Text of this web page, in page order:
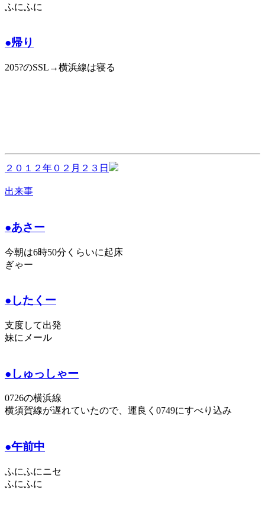
ふにふに
●帰り
205?のSSL→横浜線は寝る
２０１２年０２月２３日
出来事
●あさー
今朝は6時50分くらいに起床
ぎゃー
●したくー
支度して出発
妹にメール
●しゅっしゃー
0726の横浜線
横須賀線が遅れていたので、運良く0749にすべり込み
●午前中
ふにふにニセ
ふにふに